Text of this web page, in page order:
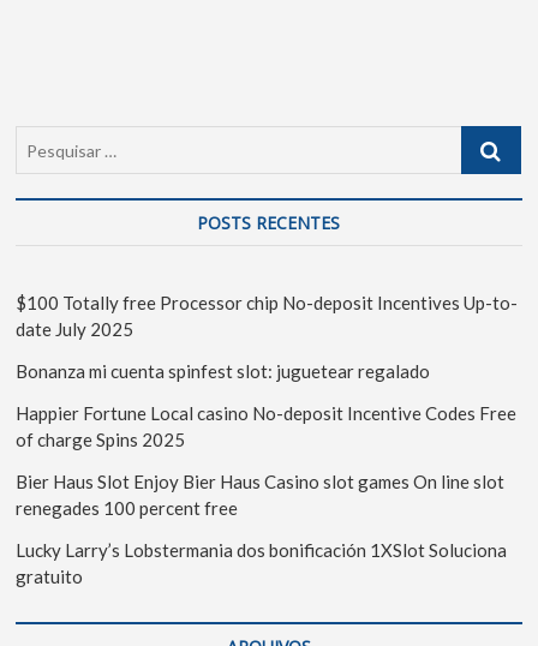
POSTS RECENTES
$100 Totally free Processor chip No-deposit Incentives Up-to-
date July 2025
Bonanza mi cuenta spinfest slot: juguetear regalado
Happier Fortune Local casino No-deposit Incentive Codes Free
of charge Spins 2025
Bier Haus Slot Enjoy Bier Haus Casino slot games On line slot
renegades 100 percent free
Lucky Larry’s Lobstermania dos bonificación 1XSlot Soluciona
gratuito